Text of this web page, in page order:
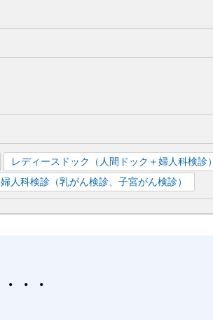
レディースドック（人間ドック＋婦人科検診）
婦人科検診（乳がん検診、子宮がん検診）